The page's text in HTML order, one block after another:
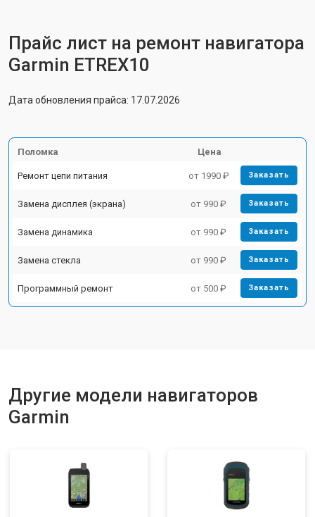
Прайс лист на ремонт навигатора
Garmin ETREX10
Дата обновления прайса: 17.07.2026
Поломка Цена
Ремонт цепи питания от 1990 ₽ Заказать
Замена дисплея (экрана) от 990 ₽ Заказать
Замена динамика от 990 ₽ Заказать
Замена стекла от 990 ₽ Заказать
Программный ремонт от 500 ₽ Заказать
Другие модели навигаторов
Garmin